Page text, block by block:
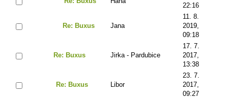
22:16
Re: Buxus Jana
11. 8.
2019,
09:18
Re: Buxus Jirka - Pardubice
17. 7.
2017,
13:38
Re: Buxus Libor
23. 7.
2017,
09:27